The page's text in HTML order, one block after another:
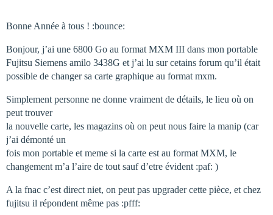
Bonne Année à tous ! :bounce:
Bonjour, j’ai une 6800 Go au format MXM III dans mon portable
Fujitsu Siemens amilo 3438G et j’ai lu sur cetains forum qu’il était
possible de changer sa carte graphique au format mxm.
Simplement personne ne donne vraiment de détails, le lieu où on
peut trouver
la nouvelle carte, les magazins où on peut nous faire la manip (car
j’ai démonté un
fois mon portable et meme si la carte est au format MXM, le
changement m’a l’aire de tout sauf d’etre évident :paf: )
A la fnac c’est direct niet, on peut pas upgrader cette pièce, et chez
fujitsu il répondent même pas :pfff: